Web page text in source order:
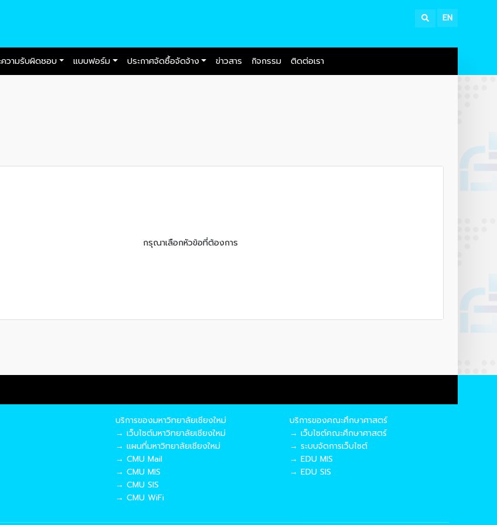
EN
ความรับผิดชอบ แบบฟอร์ม ประกาศจัดซื้อจัดจ้าง ข่าวสาร กิจกรรม ติดต่อเรา
กรุณาเลือกหัวข้อที่ต้องการ
บริการของมหาวิทยาลัยเชียงใหม่
→ เว็บไซต์มหาวิทยาลัยเชียงใหม่
→ แผนที่มหาวิทยาลัยเชียงใหม่
→ CMU Mail
→ CMU MIS
→ CMU SIS
→ CMU WiFi
บริการของคณะศึกษาศาสตร์
→ เว็บไซต์คณะศึกษาศาสตร์
→ ระบบจัดการเว็บไซต์
→ EDU MIS
→ EDU SIS